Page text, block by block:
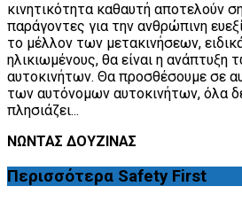
κινητικότητα καθαυτή αποτελούν
παράγοντες για την ανθρώπινη
το μέλλον των μετακινήσεων,
ηλικιωμένους, θα είναι η ανάπτυξη
αυτοκινήτων. Θα προσθέσουμε σε
των αυτόνομων αυτοκινήτων, όλα
πλησιάζει...
ΝΩΝΤΑΣ ΔΟΥΖΙΝΑΣ
Περισσότερα Safety First